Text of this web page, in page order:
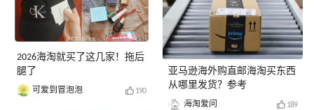
2026海淘就买了这几家！拖后
腿了
可爱到冒泡泡 190
亚马逊海外购直邮海淘买东西
从哪里发货？参考
海淘爱问 189